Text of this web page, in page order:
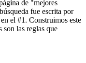
de "mejores
fue escrita por
el #1. Construimos este
son las reglas que